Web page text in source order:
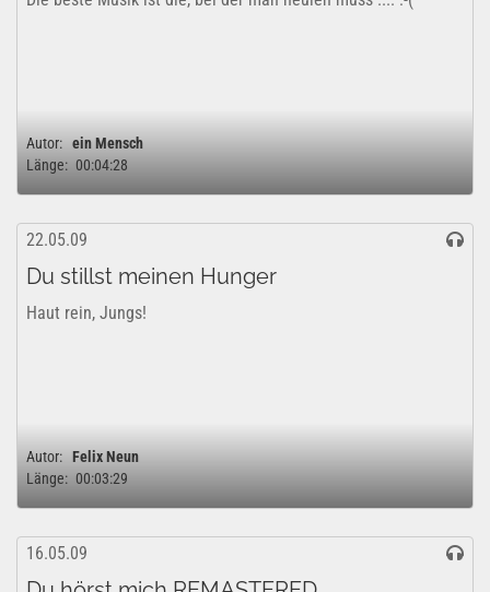
Autor: ein Mensch
Länge: 00:04:28
22.05.09
Du stillst meinen Hunger
Haut rein, Jungs!
Autor: Felix Neun
Länge: 00:03:29
16.05.09